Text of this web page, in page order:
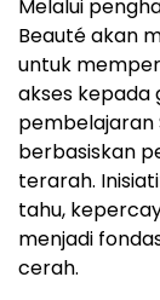
Melalui
Beauté akan
untuk
akses kepada
pembelajaran
berbasiskan
terarah.
tahu,
menjadi
cerah.